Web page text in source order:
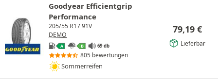
Goodyear Efficientgrip
Performance
205/55 R17 91V
DEMO
A B 69 db
805 bewertungen
Sommerreifen
79,19 €
Lieferbar